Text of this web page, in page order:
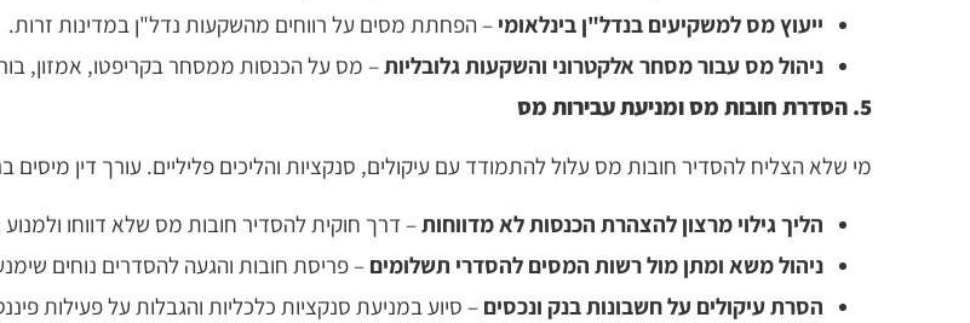
ייעוץ מס למשקיעים בנדל"ן בינלאומי – הפחתת מסים על רווחים מהשקעות נדל"ן במדינות זרות.
ניהול מס עבור מסחר אלקטרוני והשקעות גלובליות– מס על הכנסות ממסחר בקריפטו, אמזון,
5. הסדרת חובות מס ומניעת עבירות מס
מי שלא הצליח להסדיר חובות מס עלול להתמודד עם עיקולים, סנקציות והליכים פליליים. עורך דין מיסים
הליך גילוי מרצון להצהרת הכנסות לא מדווחות– דרך חוקית להסדיר חובות מס שלא דווחו ולמנוע
ניהול משא ומתן מול רשות המסים להסדרי תשלומים – פריסת חובות והגעה להסדרים נוחים
הסרת עיקולים על חשבונות בנק ונכסים – סיוע במניעת סנקציות כלכליות והגבלות על פעילות